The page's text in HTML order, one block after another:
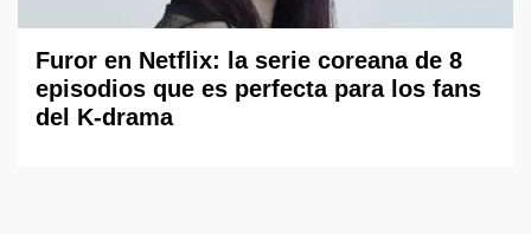
Furor en Netflix: la serie coreana de 8
episodios que es perfecta para los fans
del K-drama